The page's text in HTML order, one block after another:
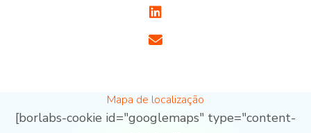
Mapa de localização
[borlabs-cookie id="googlemaps" type="content-